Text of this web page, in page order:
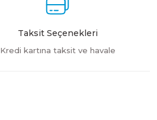
Taksit Seçenekleri
Kredi kartına taksit ve havale